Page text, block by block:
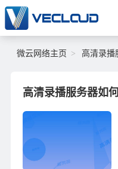
微云网络主页 高清录播
高清录播服务器如